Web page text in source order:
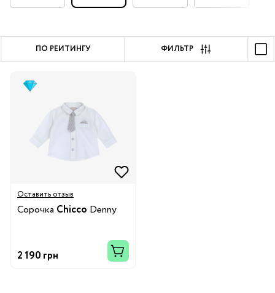
ПО РЕЙТИНГУ ФИЛЬТР
Оставить отзыв
Сорочка Chicco Denny
2 190 грн